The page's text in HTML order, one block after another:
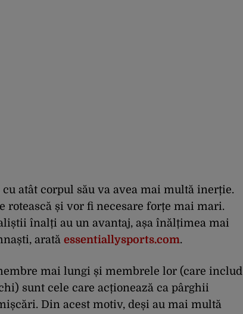
cu atât corpul său va avea mai multă inerție.
rotească și vor fi necesare forțe mai mari.
înalți au un avantaj, așa înălțimea mai
arată essentiallysports.com.
mai lungi și membrele lor (care includ
sunt cele care acționează ca pârghii
Din acest motiv, deși au mai multă